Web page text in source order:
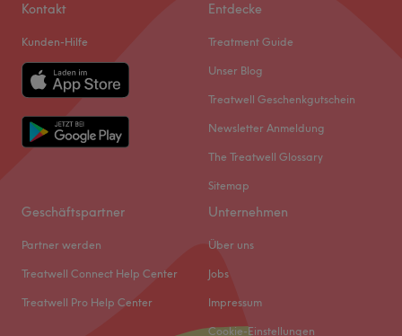
Kontakt
Kunden-Hilfe
Entdecke
Treatment Guide
Unser Blog
Treatwell Geschenkgutschein
Newsletter Anmeldung
The Treatwell Glossary
Sitemap
Geschäftspartner
Partner werden
Treatwell Connect Help Center
Treatwell Pro Help Center
Unternehmen
Über uns
Jobs
Impressum
Cookie-Einstellungen